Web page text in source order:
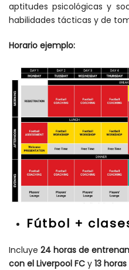
aptitudes psicológicas y
habilidades tácticas y de
Horario ejemplo:
Fútbol +
Incluye 24 horas de
con el Liverpool FC y 13